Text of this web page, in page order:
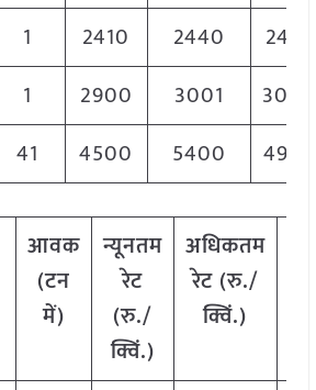
1 2410 2440
2410
1 2900 3001
3000
41 4500 5400 4950
आवक
(टन
में)
न्यूनतम
रेट
(रु./
क्विं.)
अधिकतम
रेट (रु./
क्विं.)